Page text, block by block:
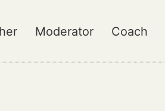
Moderator Coach